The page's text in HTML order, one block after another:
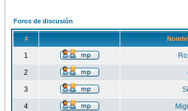
Foros de discusión
#
1
2
3
4